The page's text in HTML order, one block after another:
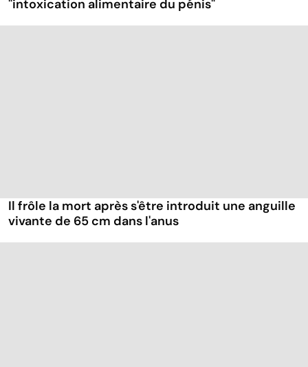
"intoxication alimentaire du pénis"
Il frôle la mort après s'être introduit une anguille
vivante de 65 cm dans l'anus